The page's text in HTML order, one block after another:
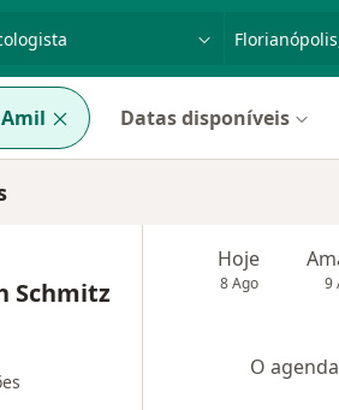
cidade ou
Amil Datas disponíveis
Schmitz
Hoje
8 Ago 9
O